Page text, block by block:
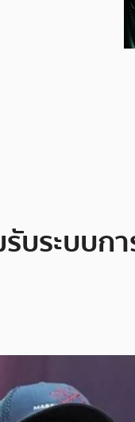
บระบบก